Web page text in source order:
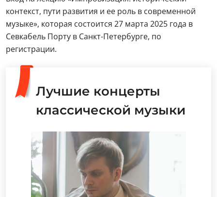
контекст, пути развития и ее роль в современной
музыке», которая состоится 27 марта 2025 года в
Севкабель Порту в Санкт-Петербурге, по
регистрации.
Лучшие концерты
классической музыки